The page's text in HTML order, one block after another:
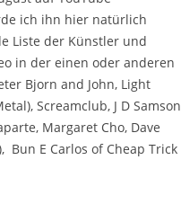
ich ihn hier natürlich
Liste der Künstler und
in der einen oder anderen
Bjorn and John, Light
Screamclub, J D Samson
Margaret Cho, Dave
Bun E Carlos of Cheap Trick